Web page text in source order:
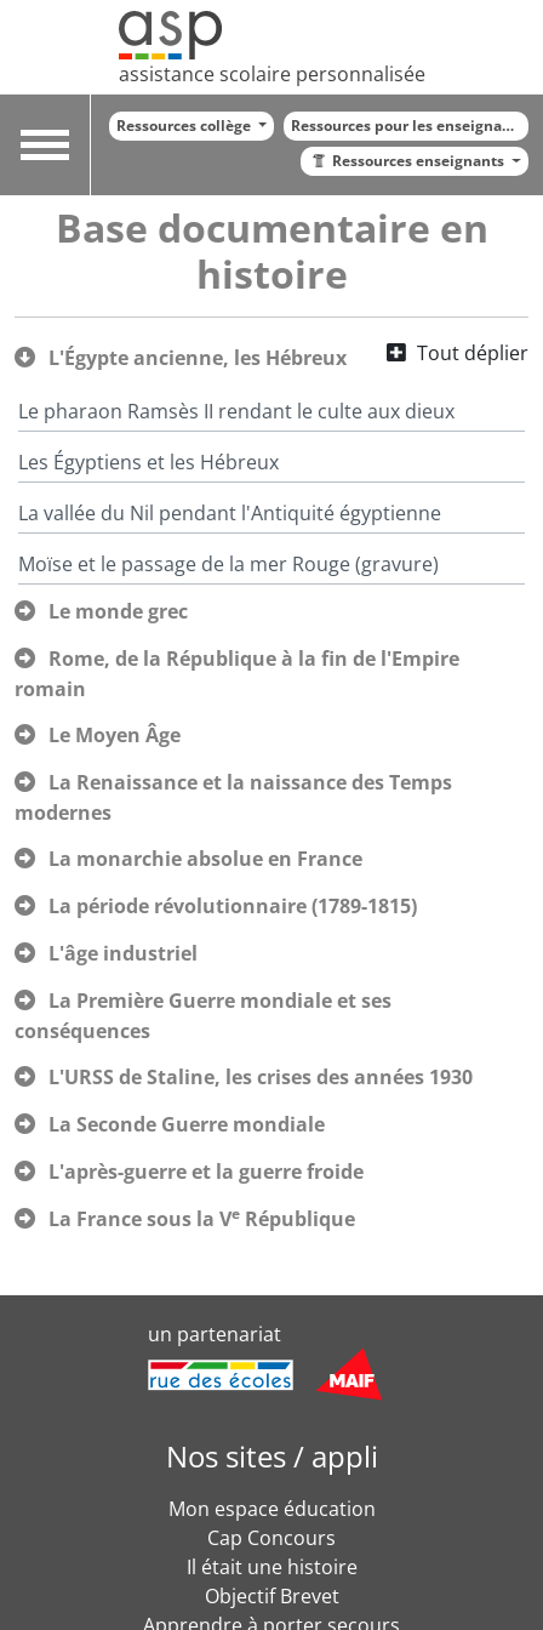
assistance scolaire personnalisée
Toggle
Ressources collège
Ressources pour les enseignants
Ressources enseignants
Base documentaire en
histoire
Tout déplier
L'Égypte ancienne, les Hébreux
Le pharaon Ramsès II rendant le culte aux dieux
Les Égyptiens et les Hébreux
La vallée du Nil pendant l'Antiquité égyptienne
Moïse et le passage de la mer Rouge (gravure)
Le monde grec
Rome, de la République à la fin de l'Empire
romain
Le Moyen Âge
La Renaissance et la naissance des Temps
modernes
La monarchie absolue en France
La période révolutionnaire (1789-1815)
L'âge industriel
La Première Guerre mondiale et ses
conséquences
L'URSS de Staline, les crises des années 1930
La Seconde Guerre mondiale
L'après-guerre et la guerre froide
La France sous la Ve République
un partenariat
Nos sites / appli
Mon espace éducation
Cap Concours
Il était une histoire
Objectif Brevet